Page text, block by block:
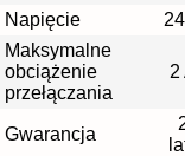
Napięcie
Maksymalne
obciążenie
przełączania
2
Gwarancja